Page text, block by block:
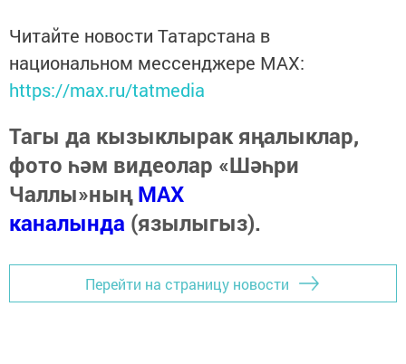
Читайте новости Татарстана в
национальном мессенджере MАХ:
https://max.ru/tatmedia
Тагы да кызыклырак яңалыклар,
фото һәм видеолар «Шәһри
Чаллы»ныңMAX
каналында (язылыгыз).
Перейти на страницу новости